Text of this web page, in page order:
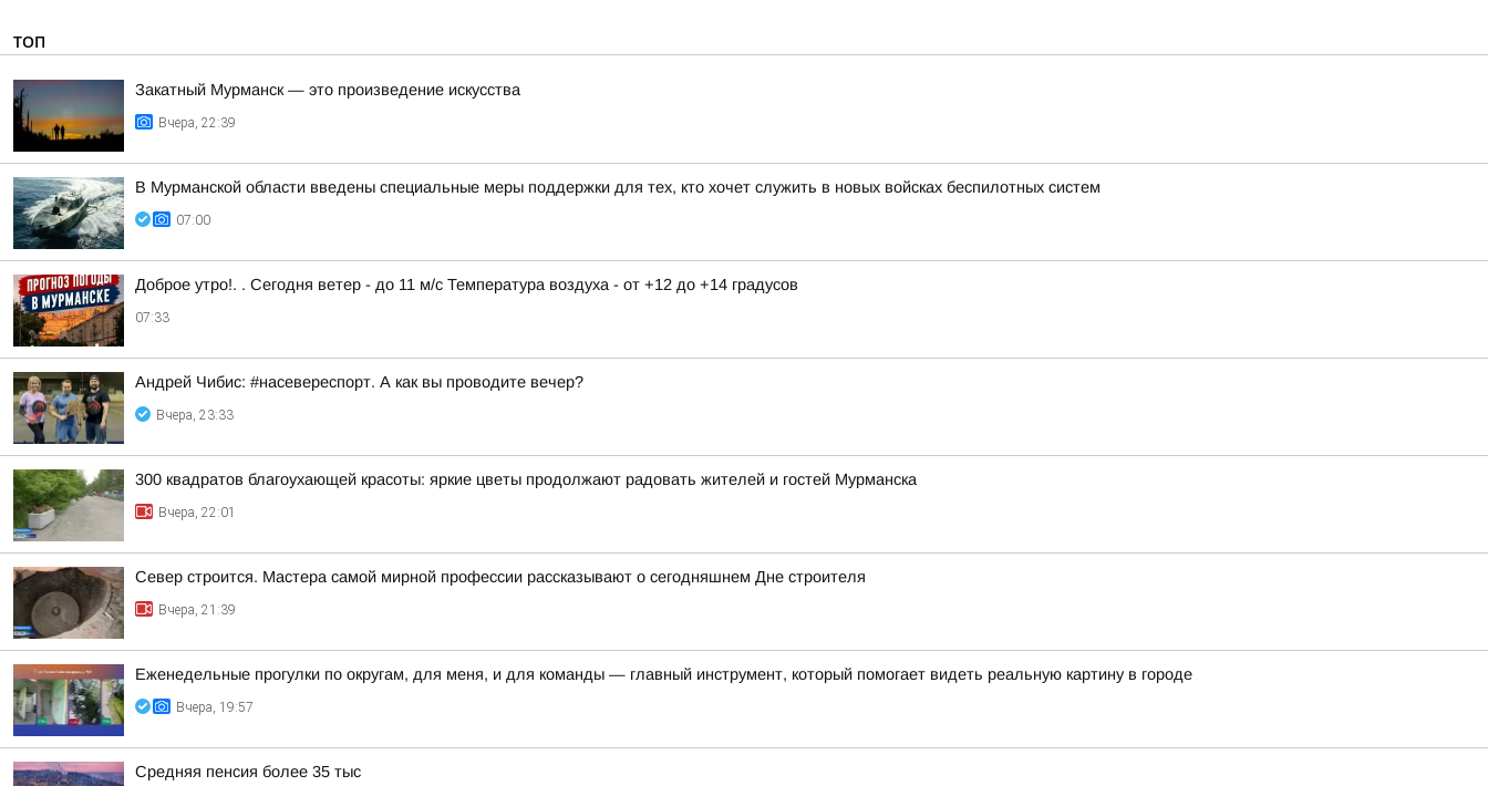
ТОП
Закатный Мурманск — это произведение искусства
Вчера, 22:39
В Мурманской области введены специальные меры поддержки для тех, кто хочет служить в новых войсках беспилотных систем
07:00
Доброе утро!. . Сегодня ветер - до 11 м/с Температура воздуха - от +12 до +14 градусов
07:33
Андрей Чибис: #насевереспорт. А как вы проводите вечер?
Вчера, 23:33
300 квадратов благоухающей красоты: яркие цветы продолжают радовать жителей и гостей Мурманска
Вчера, 22:01
Север строится. Мастера самой мирной профессии рассказывают о сегодняшнем Дне строителя
Вчера, 21:39
Еженедельные прогулки по округам, для меня, и для команды — главный инструмент, который помогает видеть реальную картину в городе
Вчера, 19:57
Средняя пенсия более 35 тыс